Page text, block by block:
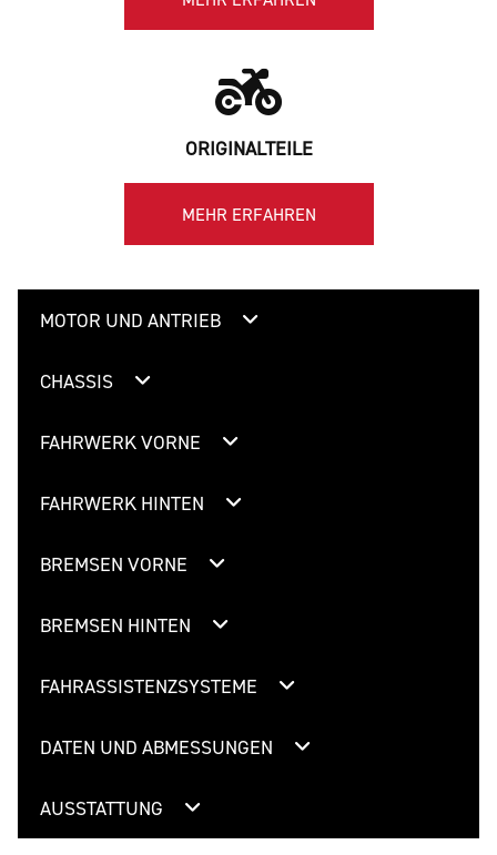
ORIGINALTEILE
MEHR ERFAHREN
MOTOR UND ANTRIEB
CHASSIS
FAHRWERK VORNE
FAHRWERK HINTEN
BREMSEN VORNE
BREMSEN HINTEN
FAHRASSISTENZSYSTEME
DATEN UND ABMESSUNGEN
AUSSTATTUNG